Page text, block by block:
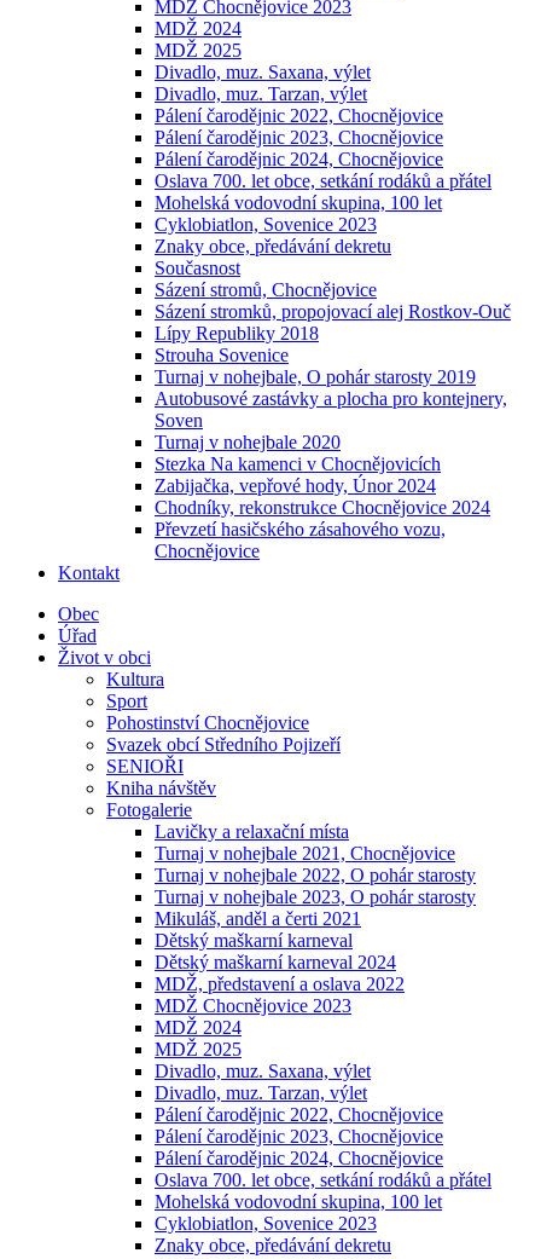
MDŽ Chocnějovice 2023
MDŽ 2024
MDŽ 2025
Divadlo, muz. Saxana, výlet
Divadlo, muz. Tarzan, výlet
Pálení čarodějnic 2022, Chocnějovice
Pálení čarodějnic 2023, Chocnějovice
Pálení čarodějnic 2024, Chocnějovice
Oslava 700. let obce, setkání rodáků a přátel
Mohelská vodovodní skupina, 100 let
Cyklobiatlon, Sovenice 2023
Znaky obce, předávání dekretu
Současnost
Sázení stromů, Chocnějovice
Sázení stromků, propojovací alej Rostkov-Ouč
Lípy Republiky 2018
Strouha Sovenice
Turnaj v nohejbale, O pohár starosty 2019
Autobusové zastávky a plocha pro kontejnery,
Soven
Turnaj v nohejbale 2020
Stezka Na kamenci v Chocnějovicích
Zabijačka, vepřové hody, Únor 2024
Chodníky, rekonstrukce Chocnějovice 2024
Převzetí hasičského zásahového vozu,
Chocnějovice
Kontakt
Obec
Úřad
Život v obci
Kultura
Sport
Pohostinství Chocnějovice
Svazek obcí Středního Pojizeří
SENIOŘI
Kniha návštěv
Fotogalerie
Lavičky a relaxační místa
Turnaj v nohejbale 2021, Chocnějovice
Turnaj v nohejbale 2022, O pohár starosty
Turnaj v nohejbale 2023, O pohár starosty
Mikuláš, anděl a čerti 2021
Dětský maškarní karneval
Dětský maškarní karneval 2024
MDŽ, představení a oslava 2022
MDŽ Chocnějovice 2023
MDŽ 2024
MDŽ 2025
Divadlo, muz. Saxana, výlet
Divadlo, muz. Tarzan, výlet
Pálení čarodějnic 2022, Chocnějovice
Pálení čarodějnic 2023, Chocnějovice
Pálení čarodějnic 2024, Chocnějovice
Oslava 700. let obce, setkání rodáků a přátel
Mohelská vodovodní skupina, 100 let
Cyklobiatlon, Sovenice 2023
Znaky obce, předávání dekretu